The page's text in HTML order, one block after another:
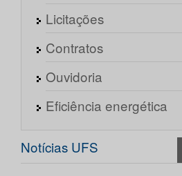
Licitações
Contratos
Ouvidoria
Eficiência energética
Notícias UFS